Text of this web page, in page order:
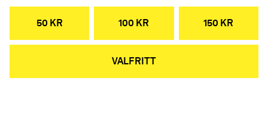
50 KR 100 KR 150 KR
VALFRITT